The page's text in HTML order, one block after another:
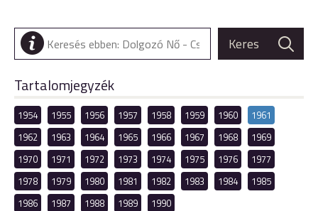
Tartalomjegyzék
1954 1955 1956 1957 1958 1959 1960
1961
1962
1963 1964 1965 1966 1967 1968
1969
1970
1971 1972 1973 1974 1975 1976
1977
1978
1979 1980 1981 1982 1983 1984
1985
1986
1987 1988 1989 1990